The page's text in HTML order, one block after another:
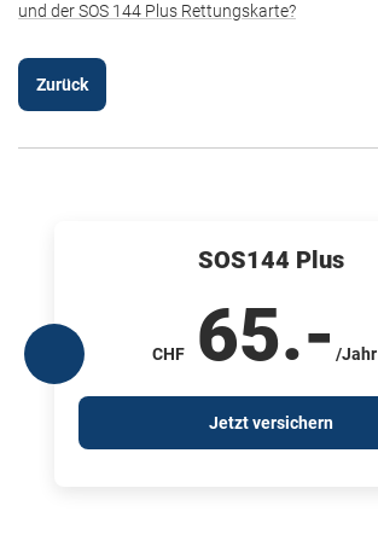
und der SOS 144 Plus Rettungskarte?
Zurück
SOS144 Plus
CHF 65.- /Jahr
Jetzt versichern